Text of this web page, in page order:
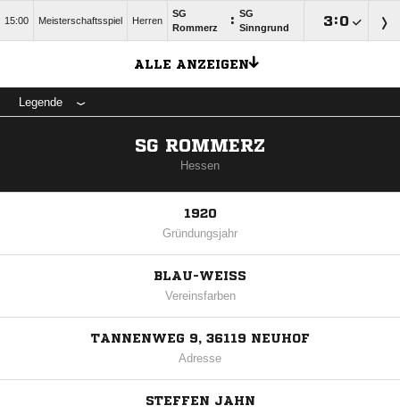
15:00 Meisterschaftsspiel Herren
SG
Rommerz
: SG
Sinngrund
:
ALLE ANZEIGEN
Legende
SG ROMMERZ
Hessen
1920
Gründungsjahr
BLAU-WEISS
Vereinsfarben
TANNENWEG 9, 36119 NEUHOF
Adresse
STEFFEN JAHN